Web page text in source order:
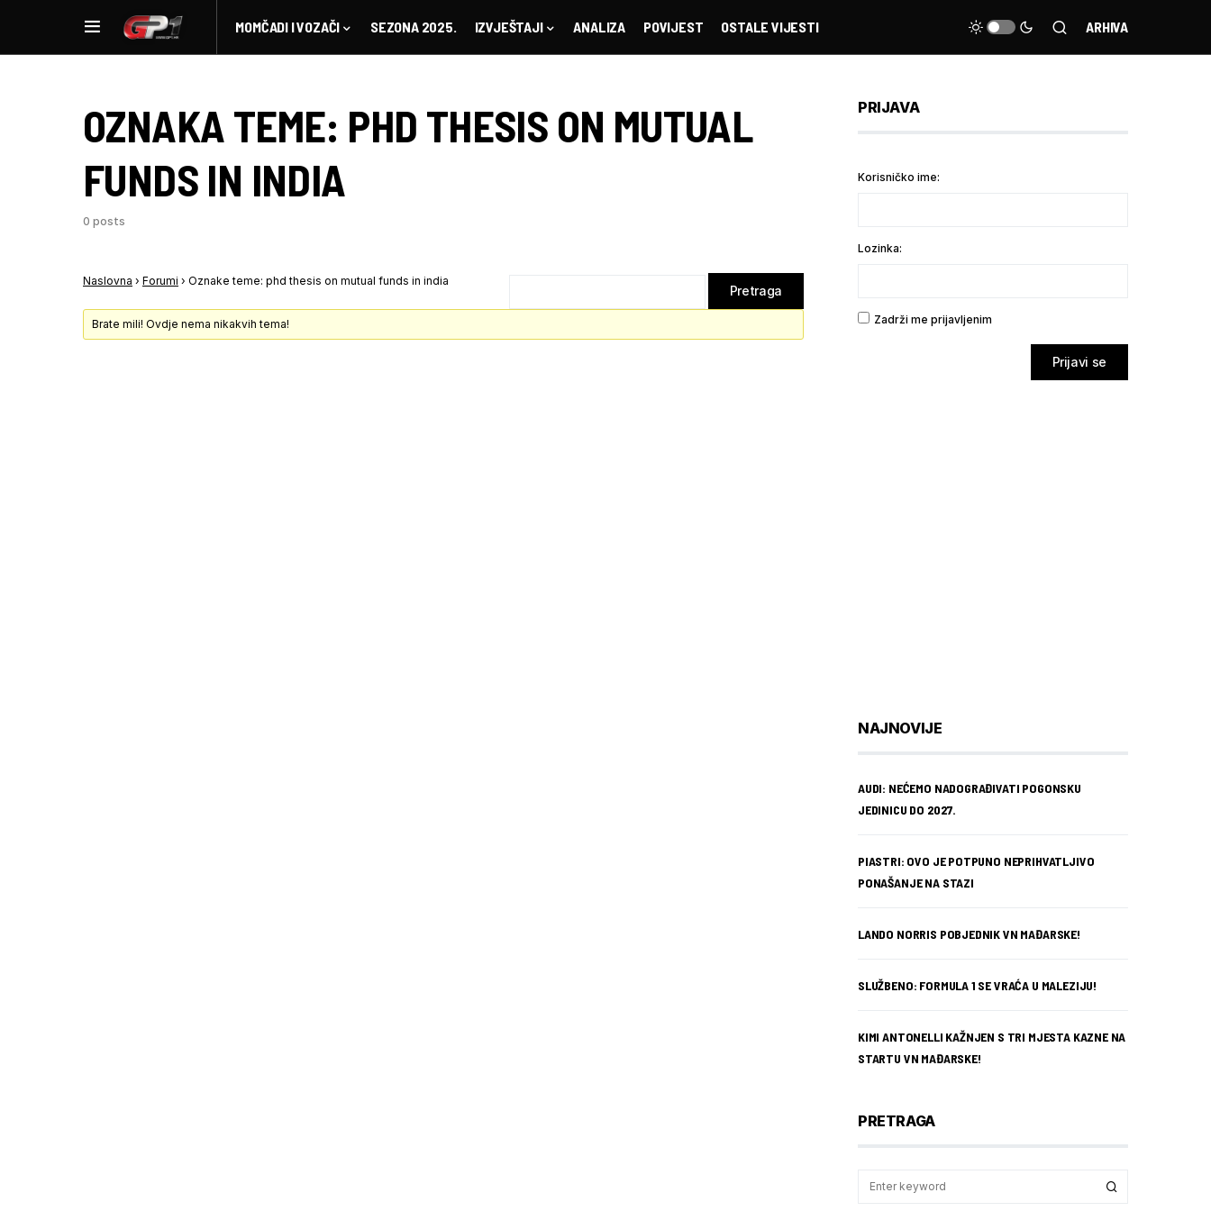
MOMČADI I VOZAČI SEZONA 2025. IZVJEŠTAJI ANALIZA POVIJEST OSTALE VIJESTI ARHIVA
OZNAKA TEME: PHD THESIS ON MUTUAL
FUNDS IN INDIA
0 posts
Naslovna › Forumi › Oznake teme: phd thesis on mutual funds in india
Brate mili! Ovdje nema nikakvih tema!
PRIJAVA
Korisničko ime:
Lozinka:
Zadrži me prijavljenim
Prijavi se
NAJNOVIJE
AUDI: NEĆEMO NADOGRAĐIVATI POGONSKU
JEDINICU DO 2027.
PIASTRI: OVO JE POTPUNO NEPRIHVATLJIVO
PONAŠANJE NA STAZI
LANDO NORRIS POBJEDNIK VN MAĐARSKE!
SLUŽBENO: FORMULA 1 SE VRAĆA U MALEZIJU!
KIMI ANTONELLI KAŽNJEN S TRI MJESTA KAZNE NA
STARTU VN MAĐARSKE!
PRETRAGA